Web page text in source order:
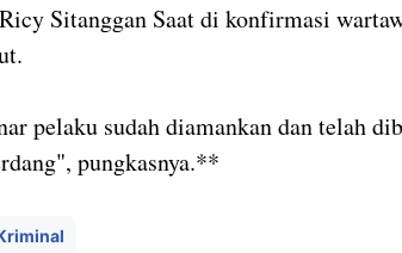
Sitanggan Saat di konfirmasi
pelaku sudah diamankan dan telah
pungkasnya.**